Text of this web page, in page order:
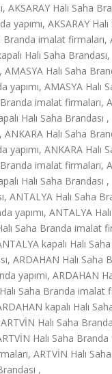
AKSARAY Halı Saha
yapımı, AKSARAY
imalat firmaları,
Halı Saha Brandası,
AMASYA Halı Saha
yapımı, AMASYA
imalat firmaları,
Halı Saha Brandası ,
ANKARA Halı Saha
yapımı, ANKARA
imalat firmaları,
Halı Saha Brandası ,
ANTALYA Halı Saha
yapımı, ANTALYA
Saha Branda imalat
kapalı Halı
ARDAHAN Halı
yapımı, ARDAHAN
Saha Branda imalat
kapalı Halı
Halı Saha
Halı Saha
ARTVİN Halı
,